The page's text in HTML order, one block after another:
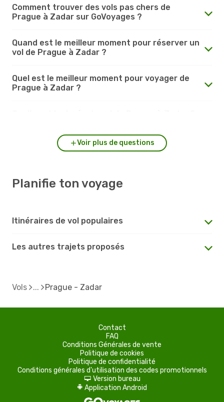
Comment trouver des vols pas chers de
Prague à Zadar sur GoVoyages ?
Quand est le meilleur moment pour réserver un
vol de Prague à Zadar ?
Quel est le meilleur moment pour voyager de
Prague à Zadar ?
Voir plus de questions
Planifie ton voyage
Itinéraires de vol populaires
Les autres trajets proposés
Vols Prague - Zadar
Contact
FAQ
Conditions Générales de vente
Politique de cookies
Politique de confidentialité
Conditions générales d'utilisation des codes promotionnels
d Version bureau
A Application Android